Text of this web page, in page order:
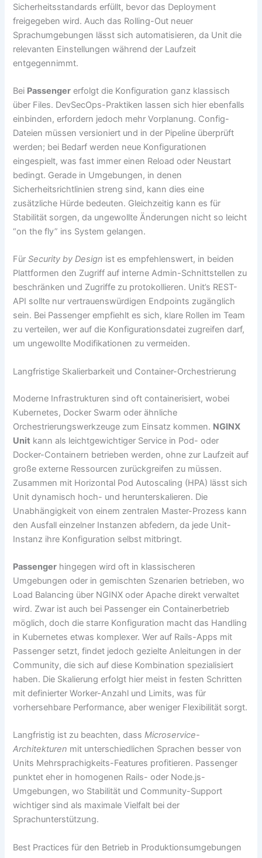
Sicherheitsstandards erfüllt, bevor das Deployment
freigegeben wird. Auch das Rolling-Out neuer
Sprachumgebungen lässt sich automatisieren, da Unit die
relevanten Einstellungen während der Laufzeit
entgegennimmt.
Bei Passenger erfolgt die Konfiguration ganz klassisch
über Files. DevSecOps-Praktiken lassen sich hier ebenfalls
einbinden, erfordern jedoch mehr Vorplanung. Config-
Dateien müssen versioniert und in der Pipeline überprüft
werden; bei Bedarf werden neue Konfigurationen
eingespielt, was fast immer einen Reload oder Neustart
bedingt. Gerade in Umgebungen, in denen
Sicherheitsrichtlinien streng sind, kann dies eine
zusätzliche Hürde bedeuten. Gleichzeitig kann es für
Stabilität sorgen, da ungewollte Änderungen nicht so leicht
“on the fly” ins System gelangen.
FürSecurity by Design ist es empfehlenswert, in beiden
Plattformen den Zugriff auf interne Admin-Schnittstellen zu
beschränken und Zugriffe zu protokollieren. Unit’s REST-
API sollte nur vertrauenswürdigen Endpoints zugänglich
sein. Bei Passenger empfiehlt es sich, klare Rollen im Team
zu verteilen, wer auf die Konfigurationsdatei zugreifen darf,
um ungewollte Modifikationen zu vermeiden.
Langfristige Skalierbarkeit und Container-Orchestrierung
Moderne Infrastrukturen sind oft containerisiert, wobei
Kubernetes, Docker Swarm oder ähnliche
Orchestrierungswerkzeuge zum Einsatz kommen. NGINX
Unit kann als leichtgewichtiger Service in Pod- oder
Docker-Containern betrieben werden, ohne zur Laufzeit auf
große externe Ressourcen zurückgreifen zu müssen.
Zusammen mit Horizontal Pod Autoscaling (HPA) lässt sich
Unit dynamisch hoch- und herunterskalieren. Die
Unabhängigkeit von einem zentralen Master-Prozess kann
den Ausfall einzelner Instanzen abfedern, da jede Unit-
Instanz ihre Konfiguration selbst mitbringt.
Passenger hingegen wird oft in klassischeren
Umgebungen oder in gemischten Szenarien betrieben, wo
Load Balancing über NGINX oder Apache direkt verwaltet
wird. Zwar ist auch bei Passenger ein Containerbetrieb
möglich, doch die starre Konfiguration macht das Handling
in Kubernetes etwas komplexer. Wer auf Rails-Apps mit
Passenger setzt, findet jedoch gezielte Anleitungen in der
Community, die sich auf diese Kombination spezialisiert
haben. Die Skalierung erfolgt hier meist in festen Schritten
mit definierter Worker-Anzahl und Limits, was für
vorhersehbare Performance, aber weniger Flexibilität sorgt.
Langfristig ist zu beachten, dassMicroservice-
Architekturen mit unterschiedlichen Sprachen besser von
Units Mehrsprachigkeits-Features profitieren. Passenger
punktet eher in homogenen Rails- oder Node.js-
Umgebungen, wo Stabilität und Community-Support
wichtiger sind als maximale Vielfalt bei der
Sprachunterstützung.
Best Practices für den Betrieb in Produktionsumgebungen